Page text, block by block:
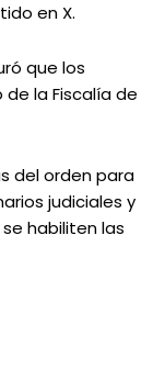
en X.
que los
la Fiscalía de
del orden para
judiciales y
habiliten las